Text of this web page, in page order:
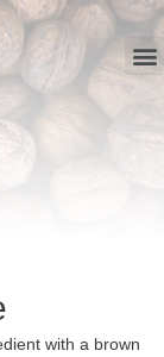
with a brown